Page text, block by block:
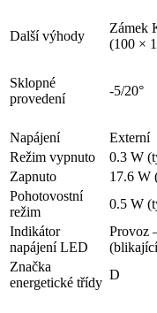
Další výhody
Zámek
(100 ×
Sklopné
provedení
-5/20°
Napájení
Externí
Režim vypnuto
0.3 W
Zapnuto
17.6 W
Pohotovostní
režim
0.5 W
Indikátor
napájení LED
Provoz
Značka
energetické třídy
D